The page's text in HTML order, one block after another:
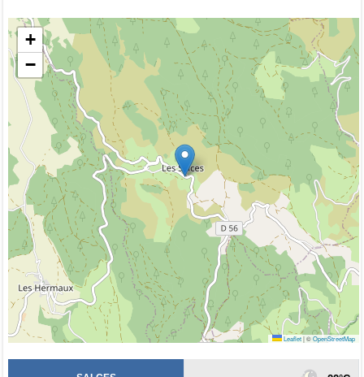
+
−
Leaflet |©OpenStreetMap